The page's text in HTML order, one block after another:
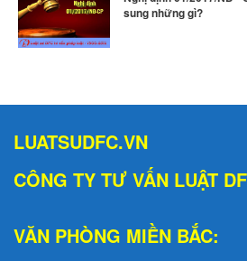
sung những gì?
LUATSUDFC.VN
CÔNG TY TƯ VẤN LUẬT
VĂN PHÒNG MIỀN BẮC: